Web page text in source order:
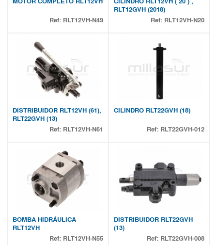
Ref: RLT12VH-N49
RLT12GVH (2018)
Ref: RLT12VH-N20
DISTRIBUIDOR RLT12VH (61),
RLT22GVH (13)
Ref: RLT12VH-N61
CILINDRO RLT22GVH (18)
Ref: RLT22GVH-012
BOMBA HIDRÁULICA
RLT12VH
Ref: RLT12VH-N55
DISTRIBUIDOR RLT22GVH
(13)
Ref: RLT22GVH-008